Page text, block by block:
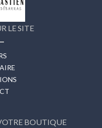
LE SITE
BOUTIQUE